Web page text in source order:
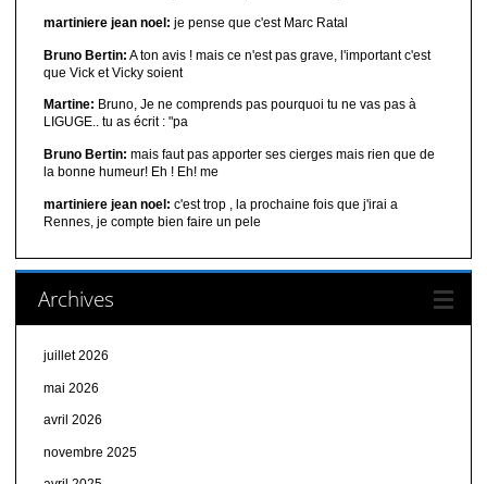
martiniere jean noel: je pense que c'est Marc Ratal
Bruno Bertin: A ton avis ! mais ce n'est pas grave, l'important c'est
que Vick et Vicky soient
Martine: Bruno, Je ne comprends pas pourquoi tu ne vas pas à
LIGUGE.. tu as écrit : "pa
Bruno Bertin: mais faut pas apporter ses cierges mais rien que de
la bonne humeur! Eh ! Eh! me
martiniere jean noel: c'est trop , la prochaine fois que j'irai a
Rennes, je compte bien faire un pele
Archives
juillet 2026
mai 2026
avril 2026
novembre 2025